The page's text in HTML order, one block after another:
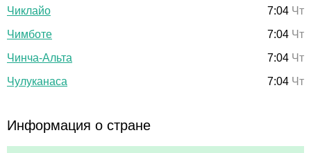
Чиклайо
7:04 Чт
Чимботе
7:04 Чт
Чинча-Альта
7:04 Чт
Чулуканаса
7:04 Чт
Информация о стране